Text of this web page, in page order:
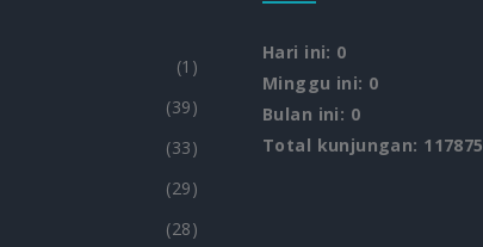
(1)
(39)
(33)
(29)
(28)
Hari ini: 0
Minggu ini: 0
Bulan ini: 0
Total kunjungan: 117875